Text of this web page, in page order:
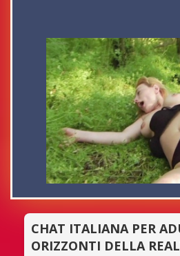
CHAT ITALIANA PER
ORIZZONTI DELLA